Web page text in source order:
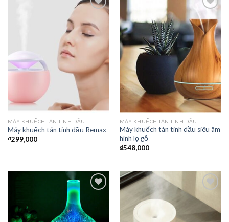
vào
yêu
thích
MÁY KHUẾCH TÁN TINH DẦU
Máy khuếch tán tinh dầu Remax
₫299,000
vào
yêu
thích
MÁY KHUẾCH TÁN TINH DẦU
Máy khuếch tán tinh dầu siêu âm
hình lọ gỗ
₫548,000
thích
vào
yêu